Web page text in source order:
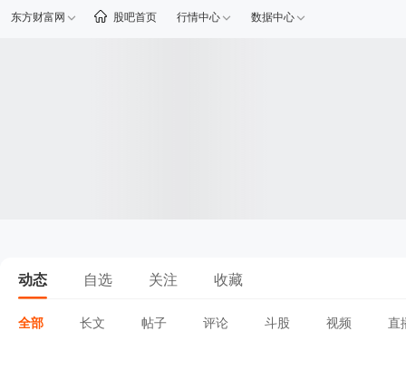
东方财富网 股吧首页 行情中心 数据中心
动态 自选 关注 收藏
全部 长文 帖子 评论 斗股 视频 直